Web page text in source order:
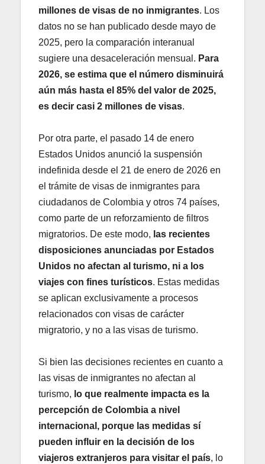
millones de visas de no inmigrantes. Los
datos no se han publicado desde mayo de
2025, pero la comparación interanual
sugiere una desaceleración mensual. Para
2026, se estima que el número disminuirá
aún más hasta el 85% del valor de 2025,
es decir casi 2 millones de visas.
Por otra parte, el pasado 14 de enero
Estados Unidos anunció la suspensión
indefinida desde el 21 de enero de 2026 en
el trámite de visas de inmigrantes para
ciudadanos de Colombia y otros 74 países,
como parte de un reforzamiento de filtros
migratorios. De este modo, las recientes
disposiciones anunciadas por Estados
Unidos no afectan al turismo, ni a los
viajes con fines turísticos. Estas medidas
se aplican exclusivamente a procesos
relacionados con visas de carácter
migratorio, y no a las visas de turismo.
Si bien las decisiones recientes en cuanto a
las visas de inmigrantes no afectan al
turismo, lo que realmente impacta es la
percepción de Colombia a nivel
internacional, porque las medidas sí
pueden influir en la decisión de los
viajeros extranjeros para visitar el país, lo